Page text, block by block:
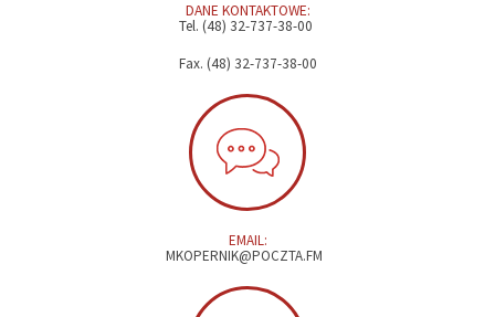
DANE KONTAKTOWE:
Tel. (48) 32-737-38-00
Fax. (48) 32-737-38-00
EMAIL:
MKOPERNIK@POCZTA.FM